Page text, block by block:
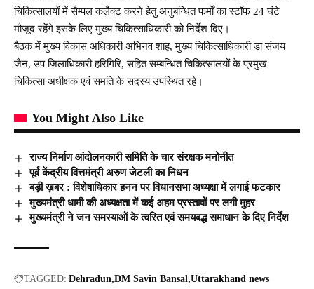
चिकित्सालयों में सैम्पल कलैक्ट करने हेतु अनुबन्धित फर्मों का स्टॉफ 24 घंटे
मौजूद रहेंगे इसके लिए मुख्य चिकित्साधिकारी को निर्देश दिए।
बैठक में मुख्य विकास अधिकारी अभिनव शाह, मुख्य चिकित्साधिकारी डा संजय
जैन, उप जिलाधिकारी हरिगिरि, सहित सम्बन्धित चिकित्सालयों के प्रमुख
चिकित्सा अधीक्षक एवं समति के सदस्य उपस्थित रहे।
You Might Also Like
राज्य निर्माण आंदोलनकारी समिति के चार संरक्षक मनोनीत
पूर्व केंद्रीय वित्तमंत्री अरुण जेटली का निधन
बड़ी ख़बर : विशेषाधिकार हनन पर विधानसभा अध्यक्षा में लगाई फटकार
मुख्यमंत्री धामी की अध्यक्षता में कई अहम प्रस्तावों पर लगी मुहर
मुख्यमंत्री ने जन समस्याओं के त्वरित एवं समयबद्ध समाधान के दिए निर्देश
TAGGED: Dehradun DM Savin Bansal Uttarakhand news